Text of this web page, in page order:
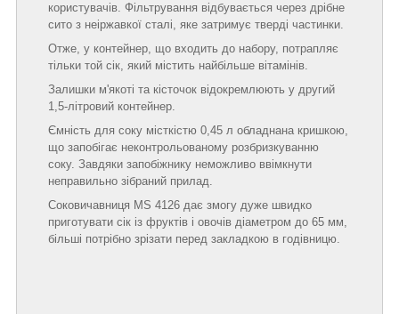
користувачів. Фільтрування відбувається через дрібне
сито з неіржавкої сталі, яке затримує тверді частинки.
Отже, у контейнер, що входить до набору, потрапляє
тільки той сік, який містить найбільше вітамінів.
Залишки м'якоті та кісточок відокремлюють у другий
1,5-літровий контейнер.
Ємність для соку місткістю 0,45 л обладнана кришкою,
що запобігає неконтрольованому розбризкуванню
соку. Завдяки запобіжнику неможливо ввімкнути
неправильно зібраний прилад.
Соковичавниця MS 4126 дає змогу дуже швидко
приготувати сік із фруктів і овочів діаметром до 65 мм,
більші потрібно зрізати перед закладкою в годівницю.